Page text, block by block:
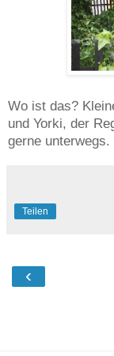
Wo ist das?
und Yorki, der
gerne unterwegs.
Teilen
‹